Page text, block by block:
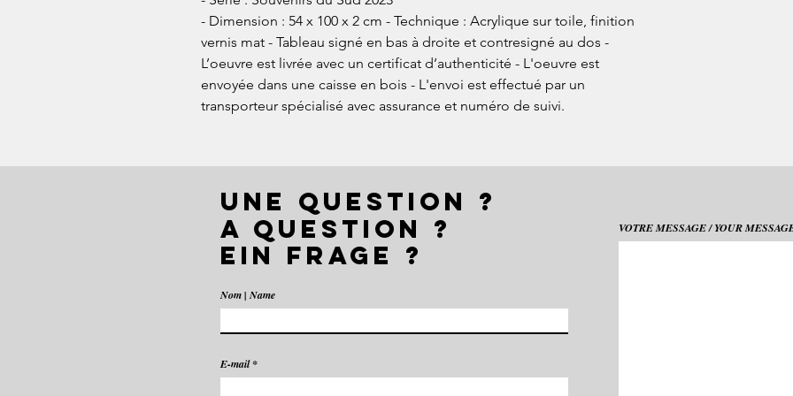
- Dimension : 54 x 100 x 2 cm - Technique : Acrylique sur toile, finition
vernis mat - Tableau signé en bas à droite et contresigné au dos -
L’oeuvre est livrée avec un certificat d’authenticité - L'oeuvre est
envoyée dans une caisse en bois - L'envoi est effectué par un
transporteur spécialisé avec assurance et numéro de suivi.
EIN FRAGE ?
UNE QUESTION ?
A QUESTION ?
Nom | Name
E-mail
VOTRE MESSAGE / YOUR